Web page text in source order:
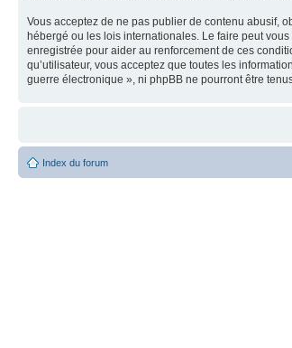
Vous acceptez de ne pas publier de contenu abusif,
hébergé ou les lois internationales. Le faire peut
enregistrée pour aider au renforcement de ces
qu’utilisateur, vous acceptez que toutes les
guerre électronique », ni phpBB ne pourront être
Index du forum